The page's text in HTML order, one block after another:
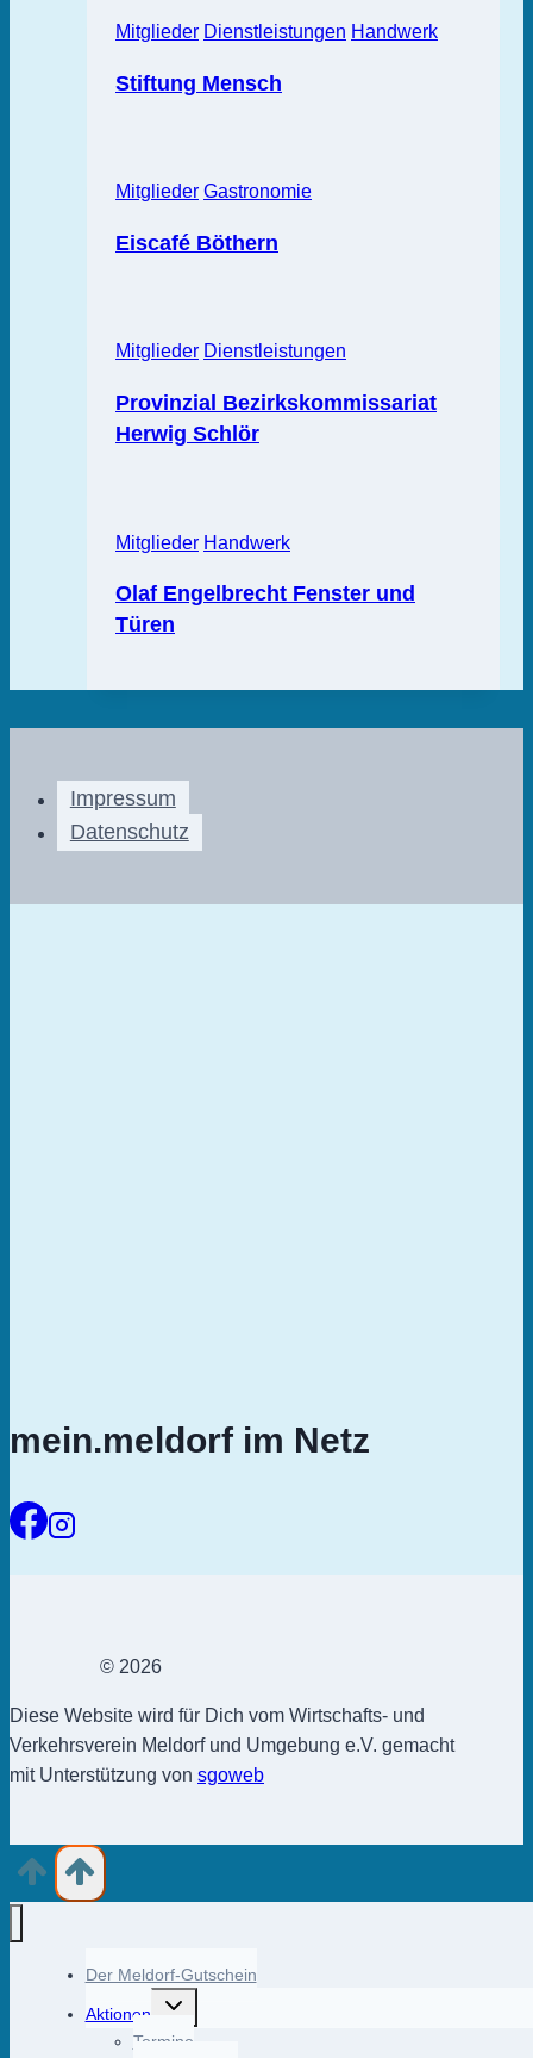
Mitglieder Dienstleistungen Handwerk
Stiftung Mensch
Mitglieder Gastronomie
Eiscafé Böthern
Mitglieder Dienstleistungen
Provinzial Bezirkskommissariat
Herwig Schlör
Mitglieder Handwerk
Olaf Engelbrecht Fenster und
Türen
Impressum
Datenschutz
mein.meldorf im Netz
© 2026
Diese Website wird für Dich vom Wirtschafts- und
Verkehrsverein Meldorf und Umgebung e.V. gemacht
mit Unterstützung von sgoweb
Der Meldorf-Gutschein
Aktionen
Untermenü
Termine